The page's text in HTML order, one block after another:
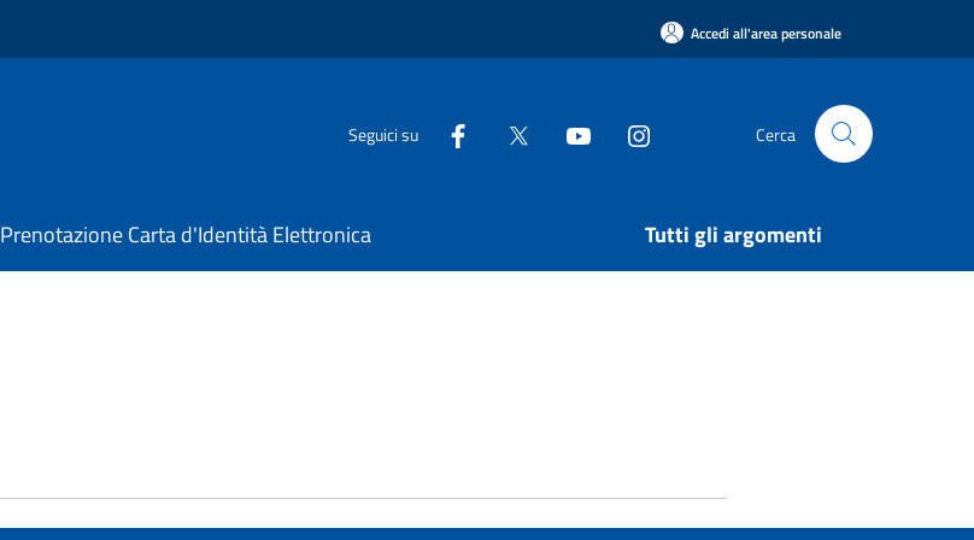
Accedi all'area personale
Seguici su Cerca
Prenotazione Carta d'Identità Elettronica Tutti gli argomenti